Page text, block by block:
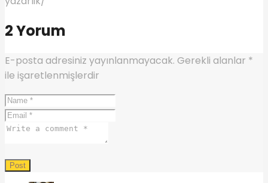
2 Yorum
E-posta adresiniz yayınlanmayacak. Gerekli alanlar *
ile işaretlenmişlerdir